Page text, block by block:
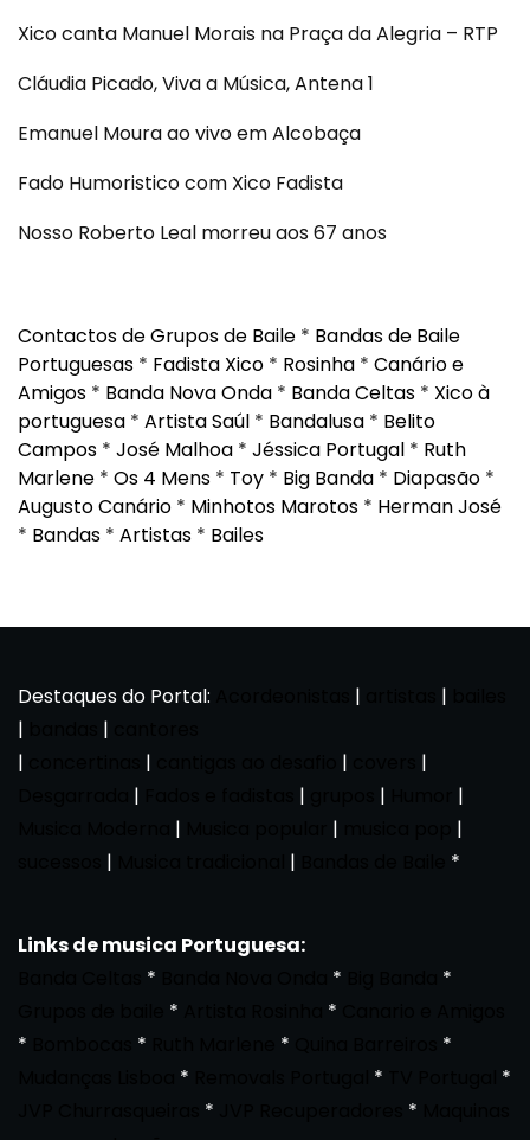
Xico canta Manuel Morais na Praça da Alegria – RTP
Cláudia Picado, Viva a Música, Antena 1
Emanuel Moura ao vivo em Alcobaça
Fado Humoristico com Xico Fadista
Nosso Roberto Leal morreu aos 67 anos
Contactos de Grupos de Baile * Bandas de Baile
Portuguesas * Fadista Xico * Rosinha * Canário e
Amigos * Banda Nova Onda * Banda Celtas * Xico à
portuguesa * Artista Saúl * Bandalusa * Belito
Campos * José Malhoa * Jéssica Portugal * Ruth
Marlene * Os 4 Mens * Toy * Big Banda * Diapasão *
Augusto Canário * Minhotos Marotos * Herman José
* Bandas * Artistas * Bailes
Destaques do Portal: | |
|
|
|
| |
|
| | |
|
| |
|
| | *
Links de musica Portuguesa:
* *
*
* *
*
* *
*
* *
*
* *